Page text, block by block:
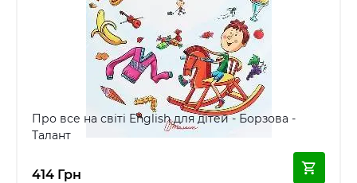
Про все на світі English для дітей - Борзова -
Талант
414 Грн